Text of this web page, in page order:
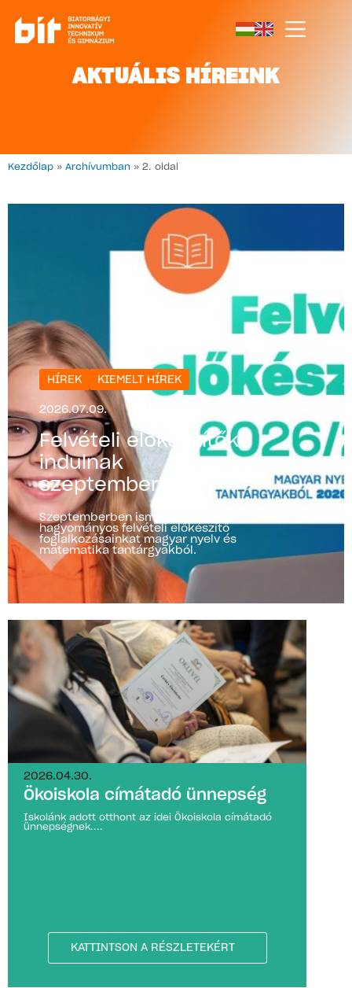
AKTUÁLIS HÍREINK
Kezdőlap » Archívumban » 2. oldal
HÍREK KIEMELT HÍREK
2026.07.09.
Felvételi előkészítők
indulnak
szeptemberben!
Szeptemberben ismét elindítjuk
hagyományos felvételi előkészítő
foglalkozásainkat magyar nyelv és
matematika tantárgyakból.
2026.04.30.
Ökoiskola címátadó ünnepség
Iskolánk adott otthont az idei Ökoiskola címátadó
ünnepségnek....
KATTINTSON A RÉSZLETEKÉRT